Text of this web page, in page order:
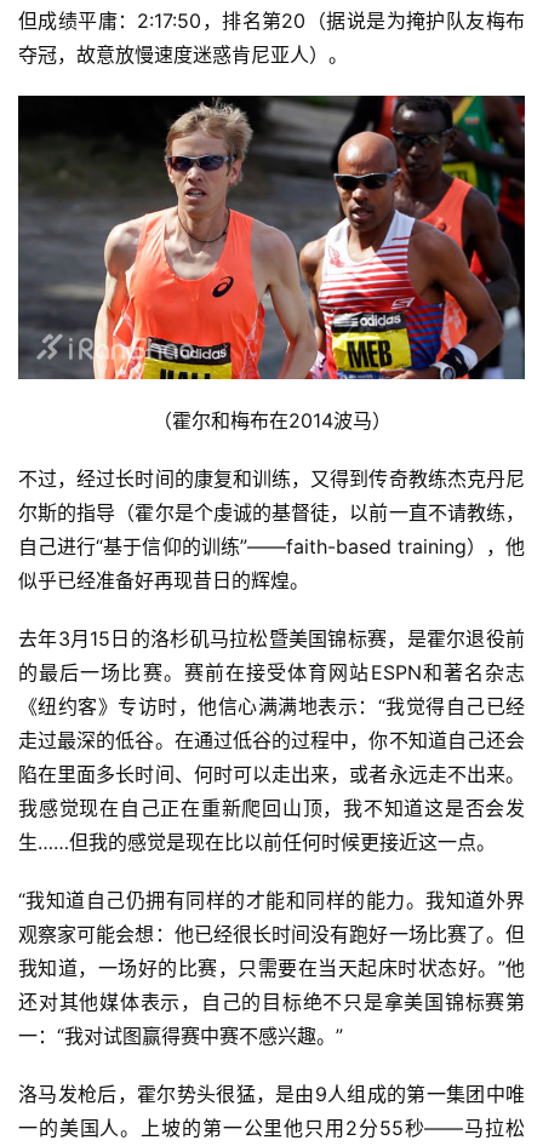
装
备
用
户
精
运
动
集
但成绩平庸：2:17:50，排名第20（据说是为掩护队友梅布
夺冠，故意放慢速度迷惑肯尼亚人）。
（霍尔和梅布在2014波马）
不过，经过长时间的康复和训练，又得到传奇教练杰克丹尼
尔斯的指导（霍尔是个虔诚的基督徒，以前一直不请教练，
自己进行“基于信仰的训练”——faith-based training），他
似乎已经准备好再现昔日的辉煌。
去年3月15日的洛杉矶马拉松暨美国锦标赛，是霍尔退役前
的最后一场比赛。 赛前在接受体育网站ESPN和著名杂志
《纽约客》专访时，他信心满满地表示：“我觉得自己已经
走过最深的低谷。在通过低谷的过程中，你不知道自己还会
陷在里面多长时间、何时可以走出来，或者永远走不出来。
我感觉现在自己正在重新爬回山顶，我不知道这是否会发
生……但我的感觉是现在比以前任何时候更接近这一点。
“我知道自己仍拥有同样的才能和同样的能力。我知道外界
观察家可能会想：他已经很长时间没有跑好一场比赛了。但
我知道，一场好的比赛，只需要在当天起床时状态好。”他
还对其他媒体表示，自己的目标绝不只是拿美国锦标赛第
一：“我对试图赢得赛中赛不感兴趣。”
洛马发枪后，霍尔势头很猛，是由9人组成的第一集团中唯
一的美国人。上坡的第一公里他只用2分55秒——马拉松